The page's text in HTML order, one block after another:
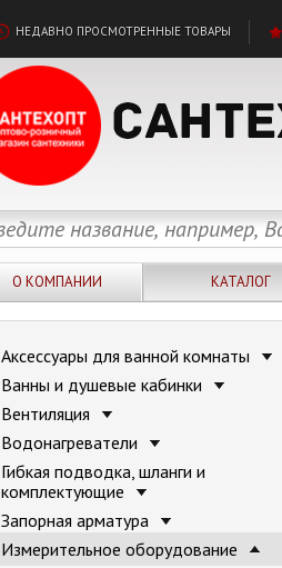
НЕДАВНО ПРОСМОТРЕННЫЕ ТОВАРЫ
О КОМПАНИИ КАТАЛОГ
Аксессуары для ванной комнаты
Ванны и душевые кабинки
Вентиляция
Водонагреватели
Гибкая подводка, шланги и
комплектующие
Запорная арматура
Измерительное оборудование